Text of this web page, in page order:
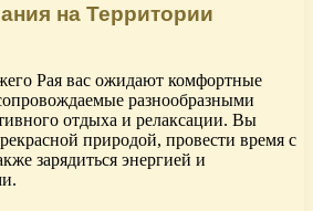
на Территории
Рая вас ожидают комфортные
разнообразными
отдыха и релаксации. Вы
природой, провести время с
зарядиться энергией и